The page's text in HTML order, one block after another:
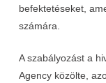
befektetéseket,
számára.
A szabályozást a
Agency közölte,